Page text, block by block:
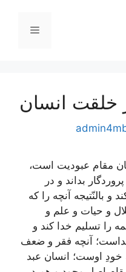
فهرست
خلقت انسان
مقام عبودیت است،
بداند و در
و بالنّتیجه آنچه را كه
و حیات و علم و
را تسلیم خدا كند و
آنچه فقر و ضعف
خودِ اوست؛ انسان عبد